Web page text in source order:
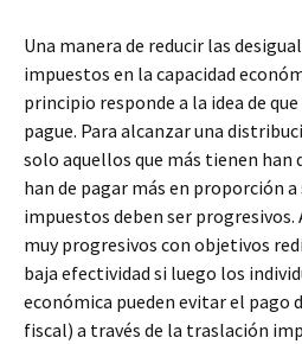
Una manera de reducir las
impuestos en la capacidad
principio responde a la idea de
pague. Para alcanzar una
solo aquellos que más tienen han
han de pagar más en proporción
impuestos deben ser
muy progresivos con objetivos
baja efectividad si luego los
económica pueden evitar el pago
fiscal) a través de la traslación